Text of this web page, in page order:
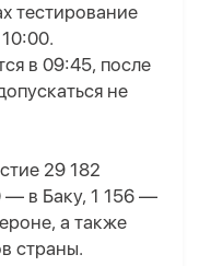
тестирование
в 09:45, после
не
29 182
— в Баку, 1 156 —
а также
страны.